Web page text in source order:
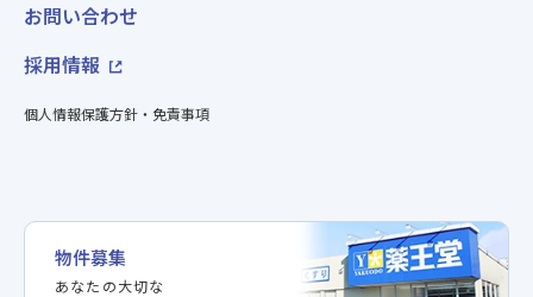
お問い合わせ
採用情報
個人情報保護方針・免責事項
物件募集
あなたの大切な